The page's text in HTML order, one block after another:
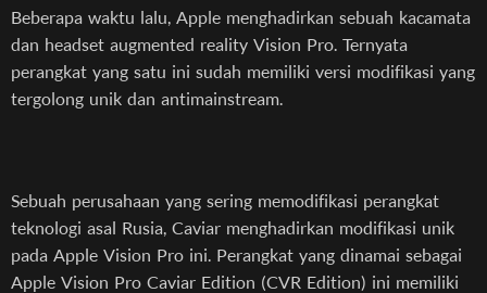
Beberapa waktu lalu, Apple menghadirkan sebuah kacamata
dan headset augmented reality Vision Pro. Ternyata
perangkat yang satu ini sudah memiliki versi modifikasi yang
tergolong unik dan antimainstream.
Sebuah perusahaan yang sering memodifikasi perangkat
teknologi asal Rusia, Caviar menghadirkan modifikasi unik
pada Apple Vision Pro ini. Perangkat yang dinamai sebagai
Apple Vision Pro Caviar Edition (CVR Edition) ini memiliki